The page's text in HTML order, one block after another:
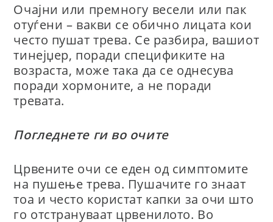
Очајни или премногу весели или пак
отуѓени – вакви се обично лицата кои
често пушат трева. Се разбира, вашиот
тинејџер, поради спецификите на
возраста, може така да се однесува
поради хормоните, а не поради
тревата.
Погледнете ги во очите
Црвените очи се еден од симптомите
на пушење трева. Пушачите го знаат
тоа и често користат капки за очи што
го отстрануваат црвенилото. Во